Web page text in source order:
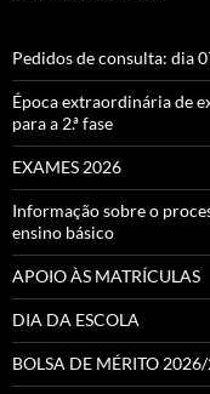
Pedidos de consulta: dia
Época extraordinária de
para a 2.ª fase
EXAMES 2026
Informação sobre o
ensino básico
APOIO ÀS MATRÍCULAS
DIA DA ESCOLA
BOLSA DE MÉRITO